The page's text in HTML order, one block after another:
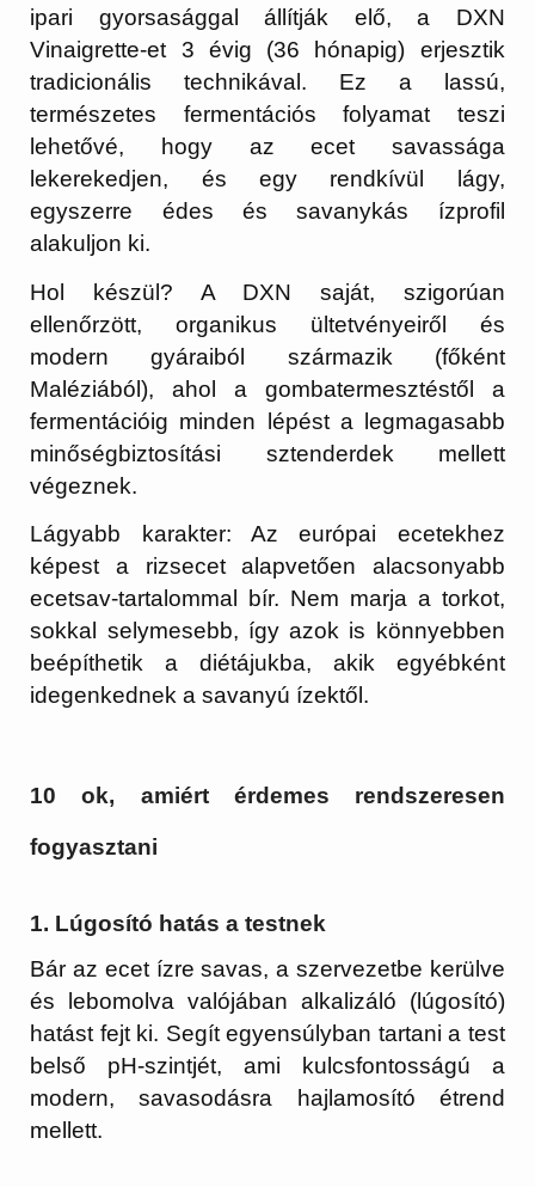
ipari gyorsasággal állítják elő, a DXN
Vinaigrette-et 3 évig (36 hónapig) erjesztik
tradicionális technikával. Ez a lassú,
természetes fermentációs folyamat teszi
lehetővé, hogy az ecet savassága
lekerekedjen, és egy rendkívül lágy,
egyszerre édes és savanykás ízprofil
alakuljon ki.
Hol készül? A DXN saját, szigorúan
ellenőrzött, organikus ültetvényeiről és
modern gyáraiból származik (főként
Maléziából), ahol a gombatermesztéstől a
fermentációig minden lépést a legmagasabb
minőségbiztosítási sztenderdek mellett
végeznek.
Lágyabb karakter: Az európai ecetekhez
képest a rizsecet alapvetően alacsonyabb
ecetsav-tartalommal bír. Nem marja a torkot,
sokkal selymesebb, így azok is könnyebben
beépíthetik a diétájukba, akik egyébként
idegenkednek a savanyú ízektől.
10 ok, amiért érdemes rendszeresen
fogyasztani
1. Lúgosító hatás a testnek
Bár az ecet ízre savas, a szervezetbe kerülve
és lebomolva valójában alkalizáló (lúgosító)
hatást fejt ki. Segít egyensúlyban tartani a test
belső pH-szintjét, ami kulcsfontosságú a
modern, savasodásra hajlamosító étrend
mellett.